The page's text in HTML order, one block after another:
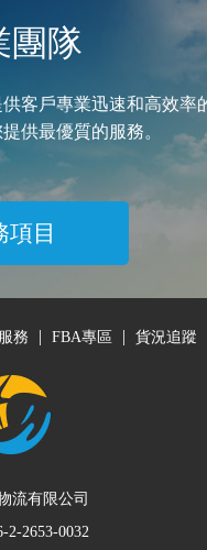
團隊
客戶專業迅速和高效率
供最優質的服務。
項目
務 | FBA專區 | 貨況追蹤
流有限公司
2-2653-0032